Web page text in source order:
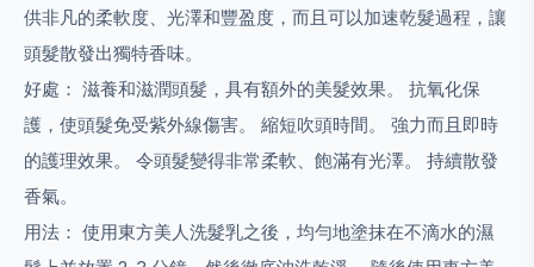
供非凡的柔軟度、光澤和豐盈度，而且可以加速乾髮過程，讓
頭髮散發出獨特香味。
好處： 滋養和滋潤頭髮，具有額外的美髮效果。 抗氧化保
護，使頭髮免受紫外線傷害。 縮短吹頭時間。 強力而且即時
的護理效果。 令頭髮變得非常柔軟、飽滿有光澤。 持續散發
香氣。
用法： 使用東方美人洗髮乳之後，均勻地塗抹在不滴水的濕